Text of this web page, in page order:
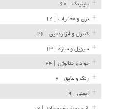
پایپینگ
برق و مخابرات
کنترل و ابزاردقیق
سیویل و سازه
مواد و متالوژی
رنگ و عایق
ایمنی